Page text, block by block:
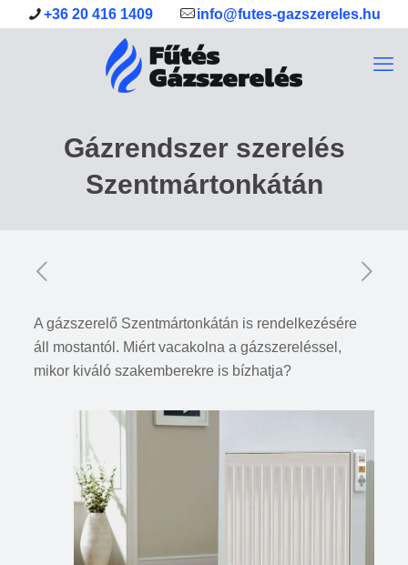
+36 20 416 1409 info@futes-gazszereles.hu
Gázrendszer szerelés
Szentmártonkátán
A gázszerelő Szentmártonkátán is rendelkezésére
áll mostantól. Miért vacakolna a gázszereléssel,
mikor kiváló szakemberekre is bízhatja?